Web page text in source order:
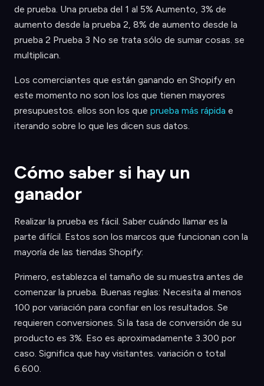
de prueba. Una prueba del 1 al 5% Aumento, 3% de
aumento desde la prueba 2, 8% de aumento desde la
prueba 2 Prueba 3 No se trata sólo de sumar cosas. se
multiplican.
Los comerciantes que están ganando en Shopify en
este momento no son los los que tienen mayores
presupuestos. ellos son los que prueba más rápida e
iterando sobre lo que les dicen sus datos.
Cómo saber si hay un
ganador
Realizar la prueba es fácil. Saber cuándo llamar es la
parte difícil. Estos son los marcos que funcionan con la
mayoría de las tiendas Shopify:
Primero, establezca el tamaño de su muestra antes de
comenzar la prueba. Buenas reglas: Necesita al menos
100 por variación para confiar en los resultados. Se
requieren conversiones. Si la tasa de conversión de su
producto es 3%. Eso es aproximadamente 3.300 por
caso. Significa que hay visitantes. variación o total
6.600.